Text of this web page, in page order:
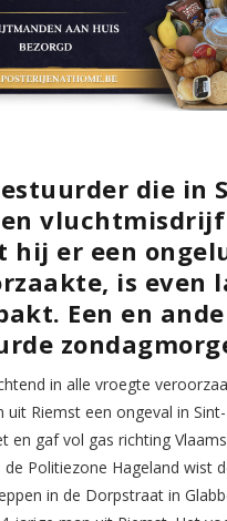
die in
vluchtmisdrijf
hij er een
is even
Een en
in alle vroegte
uit Riemst een ongeval in
en gaf vol gas richting
de Politiezone Hageland wist
in de Dorpstraat in